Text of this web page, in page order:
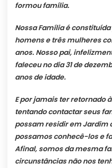
formou família.
Nossa Família é
homens e três mulheres
anos. Nosso pai,
faleceu no dia 31 de
anos de idade.
E por jamais ter retornado
tentando contactar seus
possam residir em Jardim
possamos conhecê-los e
Afinal, somos da mesma
circunstâncias não nos